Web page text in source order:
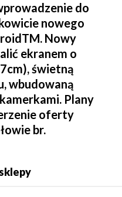
do
nowego
Nowy
ekranem o
świetną
wbudowaną
Plany
oferty
br.